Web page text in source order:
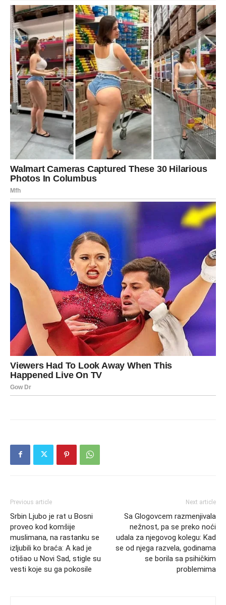
Previous article
Srbin Ljubo je rat u Bosni
proveo kod komšije
muslimana, na rastanku se
izljubili ko braća: A kad je
otišao u Novi Sad, stigle su
vesti koje su ga pokosile
Next article
Sa Glogovcem razmenjivala
nežnost, pa se preko noći
udala za njegovog kolegu: Kad
se od njega razvela, godinama
se borila sa psihičkim
problemima